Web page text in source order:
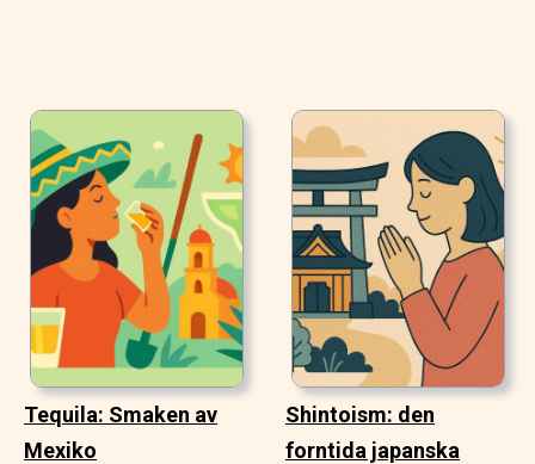
Tequila: Smaken av
Mexiko
Shintoism: den
forntida japanska